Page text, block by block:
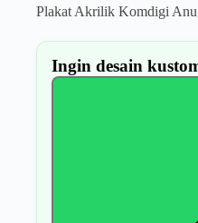
Plakat Akrilik Komdigi
Ingin desain